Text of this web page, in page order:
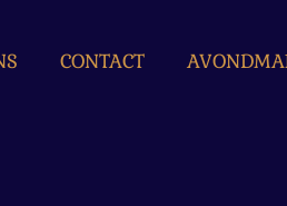
CONTACT